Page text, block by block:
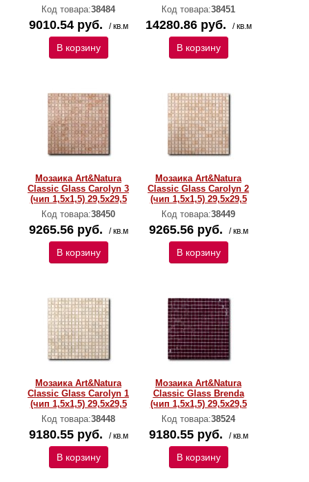
Код товара:38484
9010.54 руб. / кв.м
В корзину
Код товара:38451
14280.86 руб. / кв.м
В корзину
Мозаика Art&Natura
Classic Glass Carolyn 3
(чип 1,5х1,5) 29,5x29,5
Код товара:38450
9265.56 руб. / кв.м
В корзину
Мозаика Art&Natura
Classic Glass Carolyn 2
(чип 1,5х1,5) 29,5x29,5
Код товара:38449
9265.56 руб. / кв.м
В корзину
Мозаика Art&Natura
Classic Glass Carolyn 1
(чип 1,5х1,5) 29,5x29,5
Код товара:38448
9180.55 руб. / кв.м
В корзину
Мозаика Art&Natura
Classic Glass Brenda
(чип 1,5х1,5) 29,5x29,5
Код товара:38524
9180.55 руб. / кв.м
В корзину